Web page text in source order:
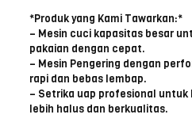
*Produk yang Kami Tawarkan:*
– Mesin cuci kapasitas besar
pakaian dengan cepat.
– Mesin Pengering dengan
rapi dan bebas lembap.
– Setrika uap profesional untuk
lebih halus dan berkualitas.